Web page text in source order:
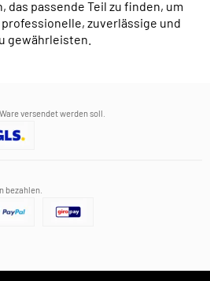
das passende Teil zu finden, um
zuverlässige und
gewährleisten.
versendet werden soll.
bezahlen.